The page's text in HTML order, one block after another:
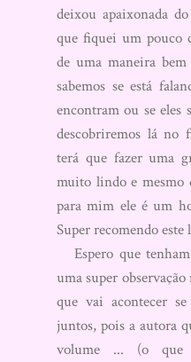
deixou apaixonada
que fiquei um pouco
de uma maneira
sabemos se está
encontram ou se eles
descobriremos lá
terá que fazer uma
muito lindo e mesmo
para mim ele é um
Super recomendo
Espero que tenham
uma super
que vai acontecer
juntos, pois a autora
volume ... (o que